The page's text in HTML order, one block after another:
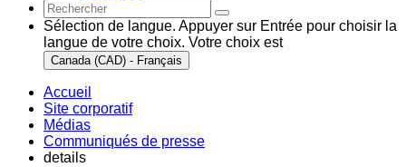
Sélection de langue. Appuyer sur Entrée pour choisir la
langue de votre choix. Votre choix est
Canada (CAD) - Français
Accueil
Site corporatif
Médias
Communiqués de presse
details